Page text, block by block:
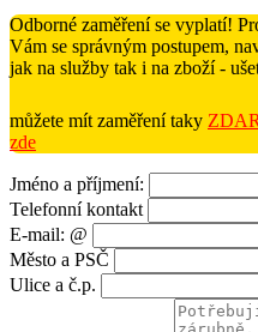
Odborné zaměření se vyplatí!
Vám se správným postupem,
jak na služby tak i na zboží -
můžete mít zaměření taky
zde
Jméno a příjmení:
Telefonní kontakt
E-mail: @
Město a PSČ
Ulice a č.p.